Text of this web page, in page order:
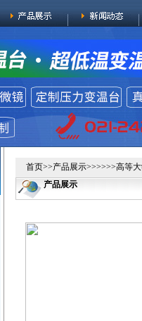
首页>>产品展示>>>>>>高等
产品展示